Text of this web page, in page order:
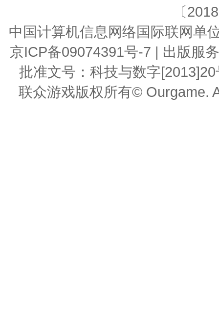
〔
中国计算机信息网络国际联网单
京ICP备09074391号-7 | 出版服
批准文号：科技与数字
联众游戏版权所有© Ourgame.